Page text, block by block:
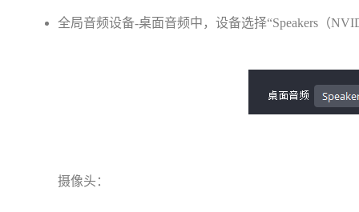
全局音频设备-桌面音频中，设备选择“Speakers（
摄像头：